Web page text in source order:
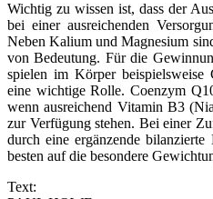
Wichtig zu wissen ist, dass der
bei einer ausreichenden
Neben Kalium und Magnesium
von Bedeutung. Für die
spielen im Körper
eine wichtige Rolle. Coenzym
wenn ausreichend Vitamin B3
zur Verfügung stehen. Bei einer
durch eine ergänzende
besten auf die besondere
Text: